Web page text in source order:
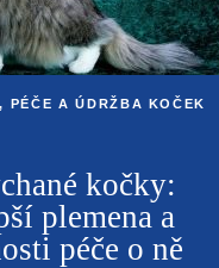
PÉČE A ÚDRŽBA KOČEK
kočky:
plemena a
péče o ně